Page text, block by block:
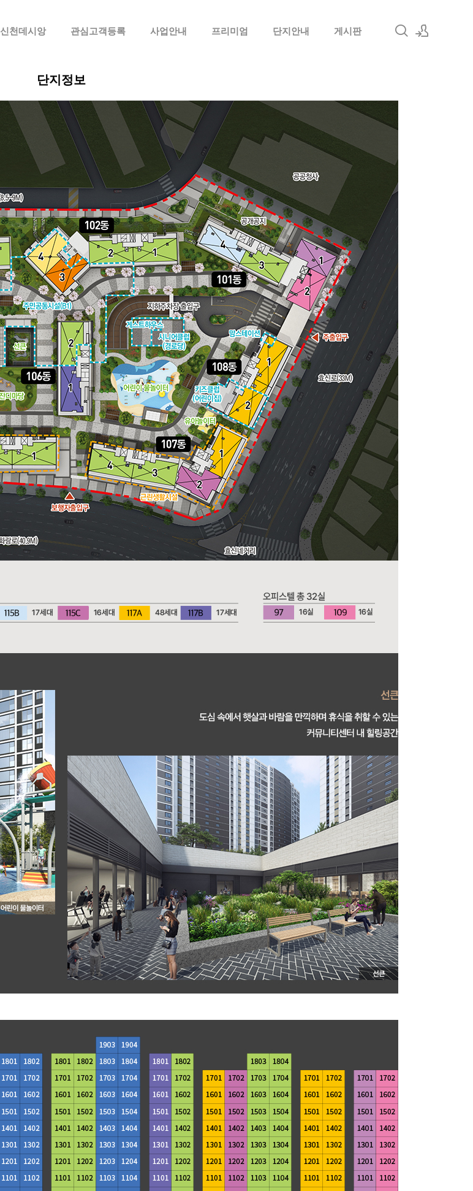
신천데시앙 관심고객등록 사업안내 프리미엄 단지안내 게시판
단지정보